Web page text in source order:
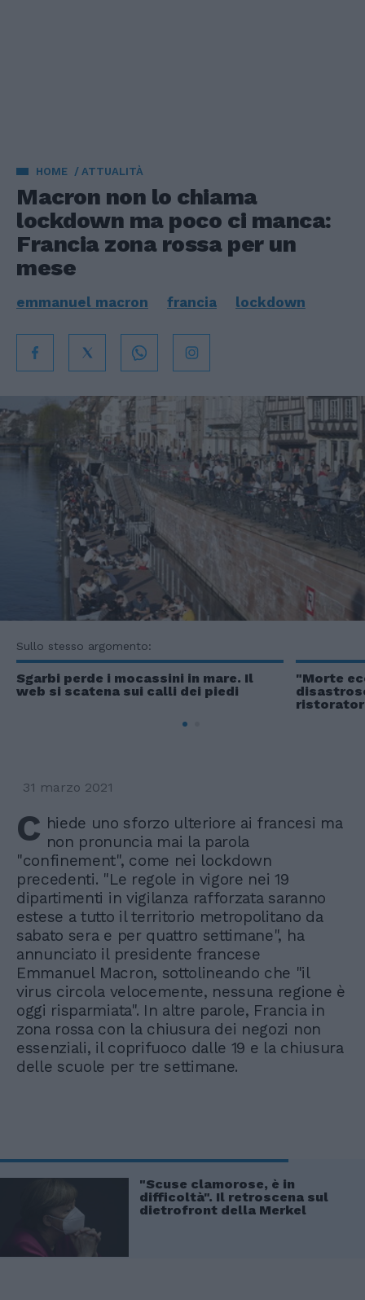
HOME ATTUALITÀ
Macron non lo chiama
lockdown ma poco ci manca:
Francia zona rossa per un
mese
emmanuel macron francia lockdown
Sullo stesso argomento:
Sgarbi perde i mocassini in mare. Il
web si scatena sui calli dei piedi
"Morte
31 marzo 2021
C hiede uno sforzo ulteriore ai francesi ma
non pronuncia mai la parola
"confinement", come nei lockdown
precedenti. "Le regole in vigore nei 19
dipartimenti in vigilanza rafforzata saranno
estese a tutto il territorio metropolitano da
sabato sera e per quattro settimane", ha
annunciato il presidente francese
Emmanuel Macron, sottolineando che "il
virus circola velocemente, nessuna regione è
oggi risparmiata". In altre parole, Francia in
zona rossa con la chiusura dei negozi non
essenziali, il coprifuoco dalle 19 e la chiusura
delle scuole per tre settimane.
"Scuse clamorose, è in
difficoltà". Il retroscena sul
dietrofront della Merkel